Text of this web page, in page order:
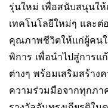
รุ่นใหม่ เพื่อสนับสนุนให้
เทคโนโลยีใหม่ๆ และ
คุณภาพชีวิตให้แก่ผู้คนใ
พิการ เพื่อนำไปสู่การ
ต่างๆ พร้อมเสริมสร้าง
ความร่วมมือจากทุกภา